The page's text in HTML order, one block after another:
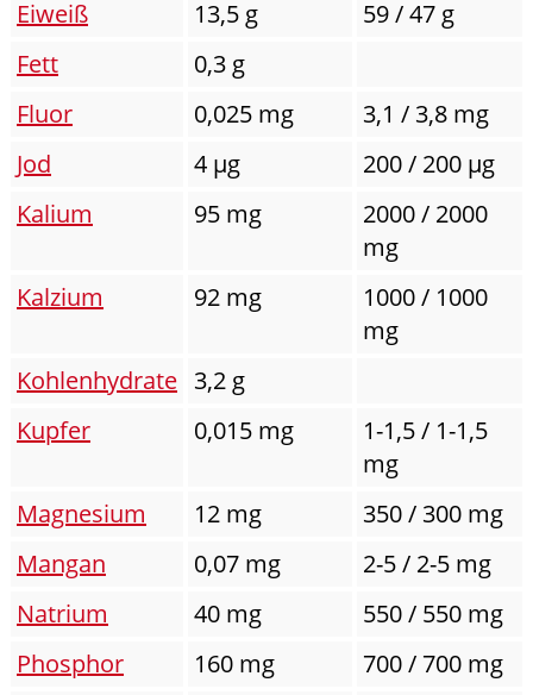
Eiweiß
13,5 g
59 / 47 g
Fett
0,3 g
Fluor
0,025 mg
3,1 / 3,8 mg
Jod
4 µg
200 / 200 µg
Kalium
95 mg
2000 / 2000
mg
Kalzium
92 mg
1000 / 1000
mg
Kohlenhydrate 3,2 g
Kupfer
0,015 mg
1-1,5 / 1-1,5
mg
Magnesium
12 mg
350 / 300 mg
Mangan
0,07 mg
2-5 / 2-5 mg
Natrium
40 mg
550 / 550 mg
Phosphor
160 mg
700 / 700 mg